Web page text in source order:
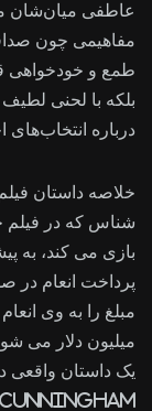
عاطفی میان‌شان
مفاهیمی چون
طمع و خودخواهی
بلکه با لحنی
درباره
خلاصه داستان
شناس که در فیلم
بازی می کند، به
پرداخت انعام در
مبلغ را به وی
میلیون دلار می